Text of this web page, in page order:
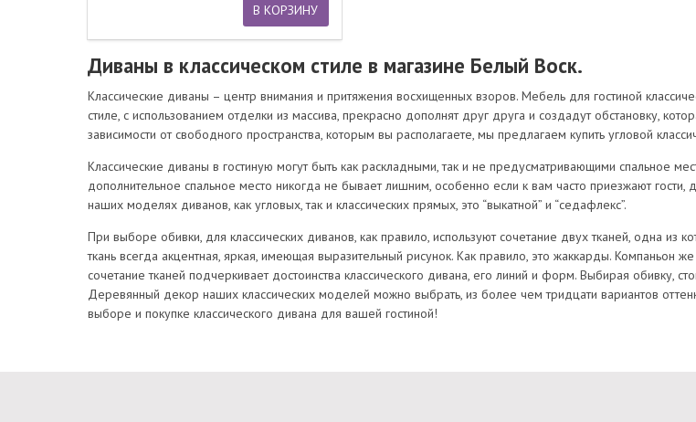
В КОРЗИНУ
Диваны в классическом стиле в магазине Белый Воск.
Классические диваны – центр внимания и притяжения восхищенных взоров. Мебель для гостиной
стиле, с использованием отделки из массива, прекрасно дополнят друг друга и создадут обстановку,
зависимости от свободного пространства, которым вы располагаете, мы предлагаем купить угловой
Классические диваны в гостиную могут быть как раскладными, так и не предусматривающими спальное
дополнительное спальное место никогда не бывает лишним, особенно если к вам часто приезжают
наших моделях диванов, как угловых, так и классических прямых, это “выкатной” и “седафлекс”.
При выборе обивки, для классических диванов, как правило, используют сочетание двух тканей, одна из
ткань всегда акцентная, яркая, имеющая выразительный рисунок. Как правило, это жаккарды.
сочетание тканей подчеркивает достоинства классического дивана, его линий и форм. Выбирая обивку,
Деревянный декор наших классических моделей можно выбрать, из более чем тридцати вариантов
выборе и покупке классического дивана для вашей гостиной!